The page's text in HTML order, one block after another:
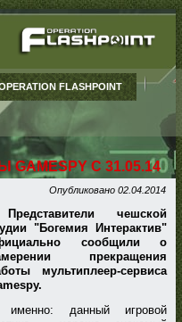
FLASHPOINT
С 31.05.14
Опубликовано 02.04.2014
Представители чешской
"Богемия Интерактив"
сообщили о
прекращения
мультиплеер-сервиса
данный игровой